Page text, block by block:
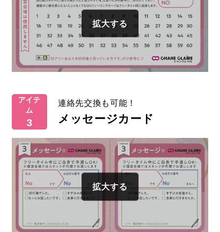
アイテ
ム
3
連絡先交換も可能！
メッセージカード